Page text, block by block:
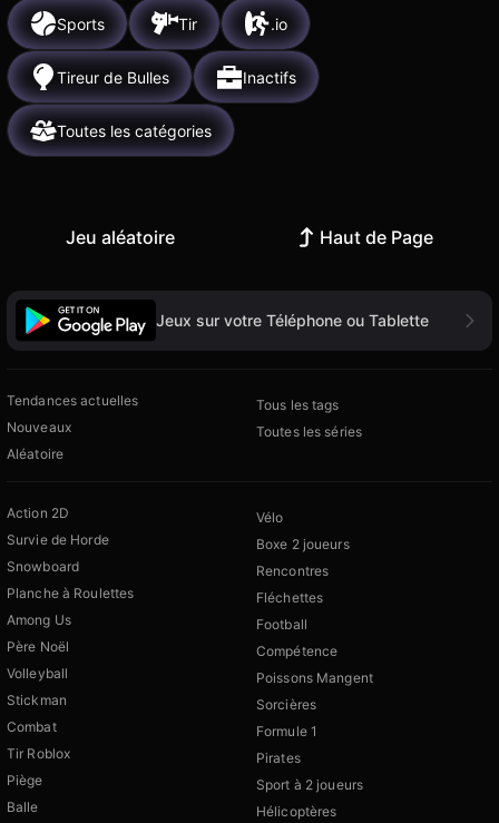
Sports Tir .io
Tireur de Bulles Inactifs
Toutes les catégories
Jeu aléatoire Haut de Page
Jeux sur votre Téléphone ou Tablette
Tendances actuelles
Nouveaux
Aléatoire
Tous les tags
Toutes les séries
Action 2D
Survie de Horde
Snowboard
Planche à Roulettes
Among Us
Père Noël
Volleyball
Stickman
Combat
Tir Roblox
Piège
Balle
Vélo
Boxe 2 joueurs
Rencontres
Fléchettes
Football
Compétence
Poissons Mangent
Sorcières
Formule 1
Pirates
Sport à 2 joueurs
Hélicoptères